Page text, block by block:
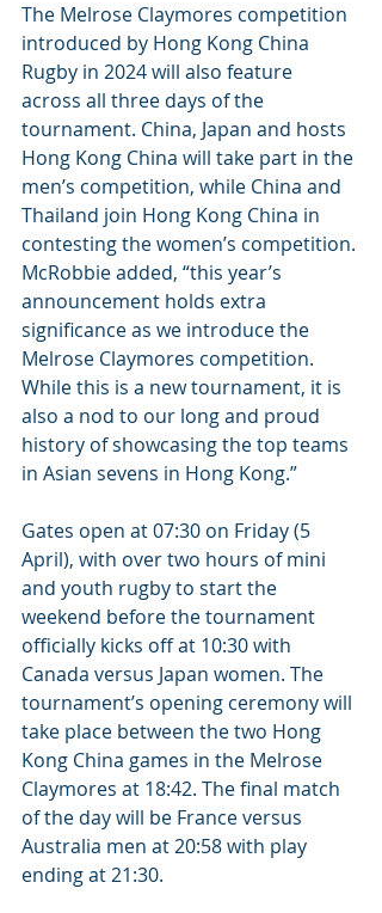
The Melrose Claymores competition
introduced by Hong Kong China
Rugby in 2024 will also feature
across all three days of the
tournament. China, Japan and hosts
Hong Kong China will take part in the
men’s competition, while China and
Thailand join Hong Kong China in
contesting the women’s competition.
McRobbie added, “this year’s
announcement holds extra
significance as we introduce the
Melrose Claymores competition.
While this is a new tournament, it is
also a nod to our long and proud
history of showcasing the top teams
in Asian sevens in Hong Kong.”
Gates open at 07:30 on Friday (5
April), with over two hours of mini
and youth rugby to start the
weekend before the tournament
officially kicks off at 10:30 with
Canada versus Japan women. The
tournament’s opening ceremony will
take place between the two Hong
Kong China games in the Melrose
Claymores at 18:42. The final match
of the day will be France versus
Australia men at 20:58 with play
ending at 21:30.